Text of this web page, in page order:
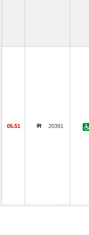
05.51 20391